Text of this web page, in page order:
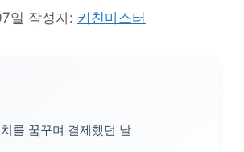
일 작성자: 키친마스터
를 꿈꾸며 결제했던 날